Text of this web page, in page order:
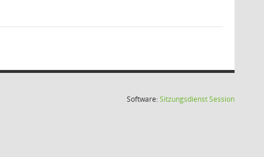
Software:SitzungsdienstSession(Wird in